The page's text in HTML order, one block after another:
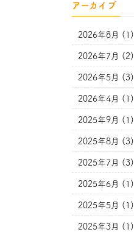
アーカイブ
2026年8月 (1)
2026年7月 (2)
2026年5月 (3)
2026年4月 (1)
2025年9月 (1)
2025年8月 (3)
2025年7月 (3)
2025年6月 (1)
2025年5月 (1)
2025年3月 (1)